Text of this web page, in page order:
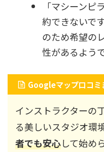
「マシーンピ
約できないで
のため希望の
性があるようで
Googleマップ口コミ
インストラクターの
る美しいスタジオ環
者でも安心して始め